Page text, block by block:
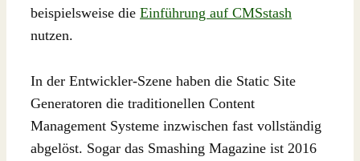
beispielsweise die Einführung auf CMSstash
nutzen.
In der Entwickler-Szene haben die Static Site
Generatoren die traditionellen Content
Management Systeme inzwischen fast vollständig
abgelöst. Sogar das Smashing Magazine ist 2016